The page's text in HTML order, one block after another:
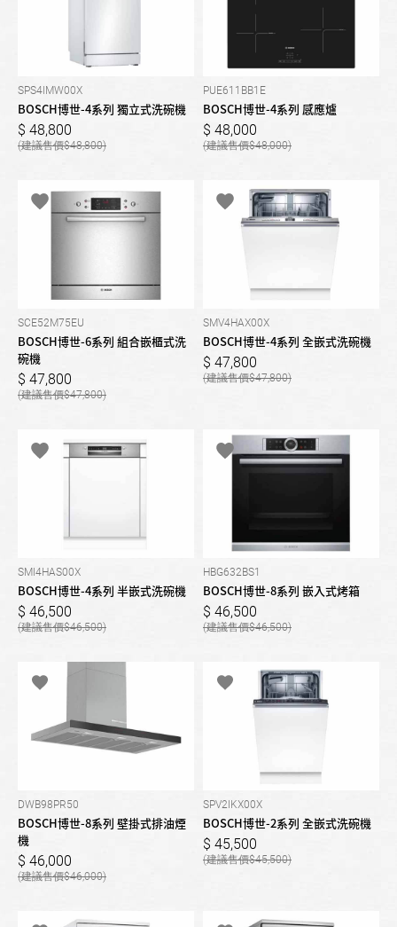
SPS4IMW00X
BOSCH博世-4系列 獨立式洗碗機
48,800
48,800
PUE611BB1E
BOSCH博世-4系列 感應爐
48,000
48,000
SCE52M75EU
BOSCH博世-6系列 組合嵌櫃式洗
碗機
47,800
47,800
SMV4HAX00X
BOSCH博世-4系列 全嵌式洗碗機
47,800
47,800
SMI4HAS00X
BOSCH博世-4系列 半嵌式洗碗機
46,500
46,500
HBG632BS1
BOSCH博世-8系列 嵌入式烤箱
46,500
46,500
DWB98PR50
BOSCH博世-8系列 壁掛式排油煙
機
46,000
46,000
SPV2IKX00X
BOSCH博世-2系列 全嵌式洗碗機
45,500
45,500